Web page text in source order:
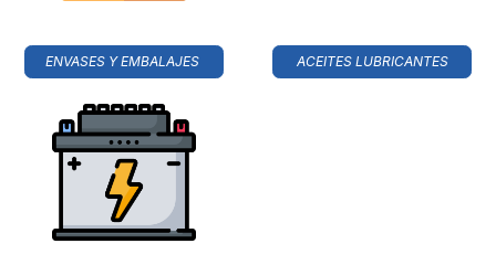
ENVASES Y EMBALAJES ACEITES LUBRICANTES